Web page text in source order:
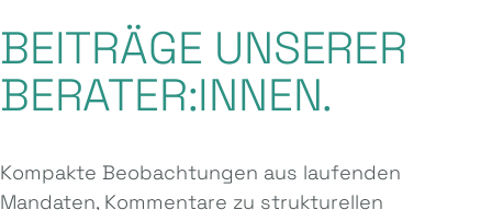
BEITRÄGE UNSERER
BERATER:INNEN.
Kompakte Beobachtungen aus laufenden
Mandaten, Kommentare zu strukturellen